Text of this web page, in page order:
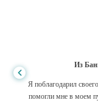
Из
Я поблагодарил
помогли мне в моем